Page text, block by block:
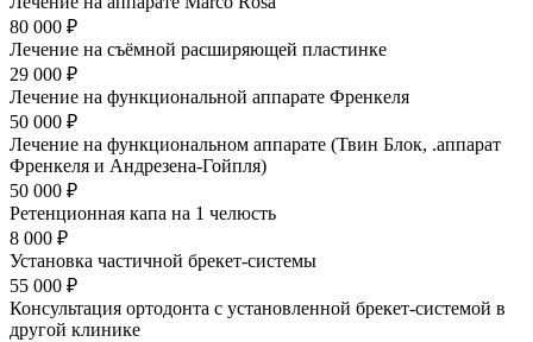
80 000 ₽
Лечение на съёмной расширяющей пластинке
29 000 ₽
Лечение на функциональной аппарате Френкеля
50 000 ₽
Лечение на функциональном аппарате (Твин Блок, .аппарат
Френкеля и Андрезена-Гойпля)
50 000 ₽
Ретенционная капа на 1 челюсть
8 000 ₽
Установка частичной брекет-системы
55 000 ₽
Консультация ортодонта с установленной брекет-системой в
другой клинике